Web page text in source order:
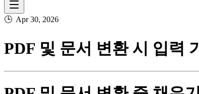
🕒 Apr 30, 2026
PDF 및 문서 변환 시 입력